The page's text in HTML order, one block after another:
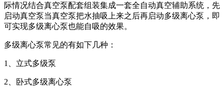
际情况结合真空泵配套组装集成一套全自动真空辅助系统，先
启动真空泵当真空泵把水抽吸上来之后再启动多级离心泵，即
可实现多级离心泵也能自吸的效果。
多级离心泵常见的有如下几种：
1、立式多级泵
2、卧式多级离心泵